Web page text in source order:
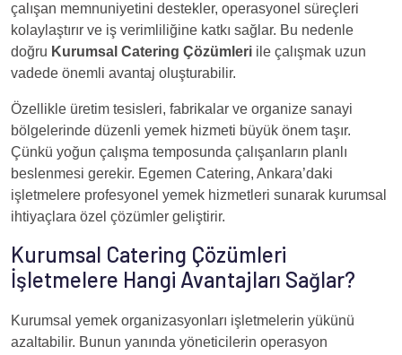
çalışan memnuniyetini destekler, operasyonel süreçleri
kolaylaştırır ve iş verimliliğine katkı sağlar. Bu nedenle
doğru Kurumsal Catering Çözümleri ile çalışmak uzun
vadede önemli avantaj oluşturabilir.
Özellikle üretim tesisleri, fabrikalar ve organize sanayi
bölgelerinde düzenli yemek hizmeti büyük önem taşır.
Çünkü yoğun çalışma temposunda çalışanların planlı
beslenmesi gerekir. Egemen Catering, Ankara’daki
işletmelere profesyonel yemek hizmetleri sunarak kurumsal
ihtiyaçlara özel çözümler geliştirir.
Kurumsal Catering Çözümleri
İşletmelere Hangi Avantajları Sağlar?
Kurumsal yemek organizasyonları işletmelerin yükünü
azaltabilir. Bunun yanında yöneticilerin operasyon